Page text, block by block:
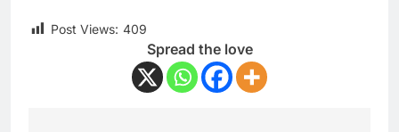
Post Views: 409
Spread the love